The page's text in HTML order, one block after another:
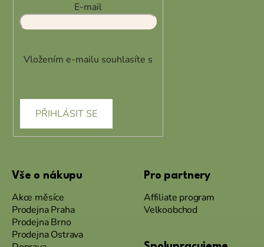
E-mail
Vložením e-mailu souhlasíte s
PŘIHLÁSIT SE
Vše o nákupu
Akce měsíce
Prodejna Praha
Prodejna Brno
Prodejna Ostrava
Pro partnery
Affiliate program
Velkoobchod